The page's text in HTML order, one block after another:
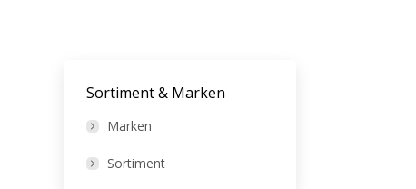
Sortiment & Marken
Marken
Sortiment